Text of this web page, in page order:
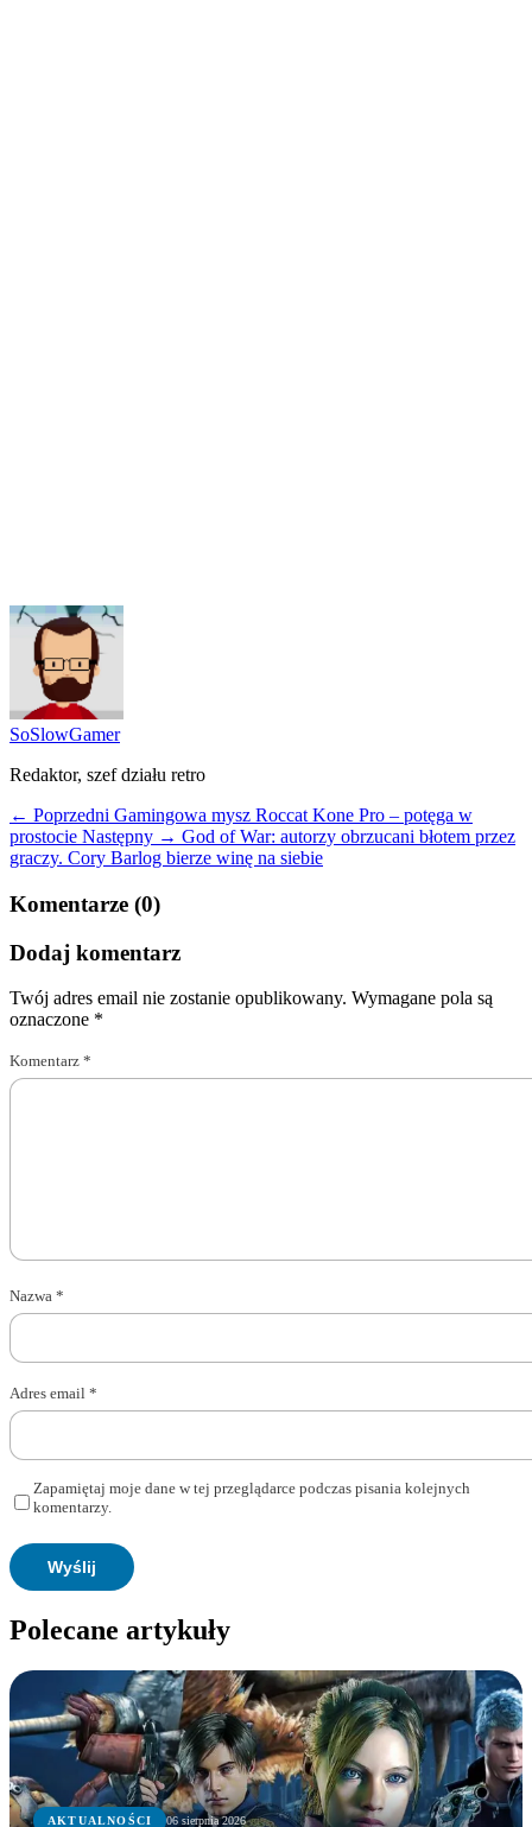
SoSlowGamer
Redaktor, szef działu retro
← Poprzedni Gamingowa mysz Roccat Kone Pro – potęga w
prostocie Następny → God of War: autorzy obrzucani błotem przez
graczy. Cory Barlog bierze winę na siebie
Komentarze (0)
Dodaj komentarz
Twój adres email nie zostanie opublikowany. Wymagane pola są
oznaczone *
Komentarz *
Nazwa *
Adres email *
Zapamiętaj moje dane w tej przeglądarce podczas pisania kolejnych
komentarzy.
Polecane artykuły
AKTUALNOŚCI 06 sierpnia 2026